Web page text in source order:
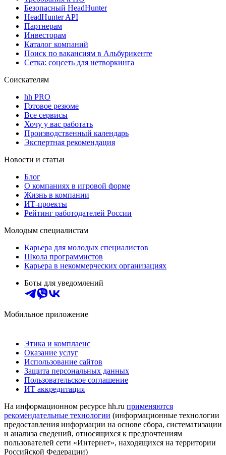
Безопасный HeadHunter
HeadHunter API
Партнерам
Инвесторам
Каталог компаний
Поиск по вакансиям в Альбурикенте
Сетка: соцсеть для нетворкинга
Соискателям
hh PRO
Готовое резюме
Все сервисы
Хочу у вас работать
Производственный календарь
Экспертная рекомендация
Новости и статьи
Блог
О компаниях в игровой форме
Жизнь в компании
ИТ-проекты
Рейтинг работодателей России
Молодым специалистам
Карьера для молодых специалистов
Школа программистов
Карьера в некоммерческих организациях
Боты для уведомлений
Мобильное приложение
Этика и комплаенс
Оказание услуг
Использование сайтов
Защита персональных данных
Пользовательское соглашение
ИТ аккредитация
На информационном ресурсе hh.ru применяются
рекомендательные технологии (информационные технологии
предоставления информации на основе сбора, систематизации
и анализа сведений, относящихся к предпочтениям
пользователей сети «Интернет», находящихся на территории
Российской Федерации)